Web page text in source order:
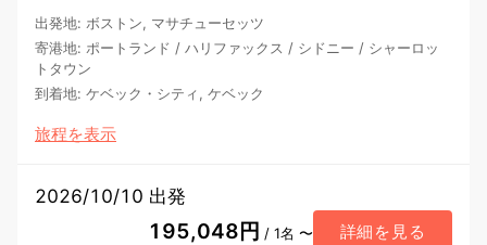
出発地: ボストン, マサチューセッツ
寄港地: ポートランド / ハリファックス / シドニー / シャーロッ
トタウン
到着地: ケベック・シティ, ケベック
旅程を表示
2026/10/10 出発
195,048円 / 1名 〜 詳細を見る